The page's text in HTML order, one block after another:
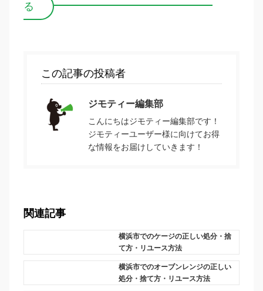
る
この記事の投稿者
ジモティー編集部
こんにちはジモティー編集部です！
ジモティーユーザー様に向けてお得
な情報をお届けしていきます！
関連記事
横浜市でのケージの正しい処分・捨
て方・リユース方法
横浜市でのオーブンレンジの正しい
処分・捨て方・リユース方法